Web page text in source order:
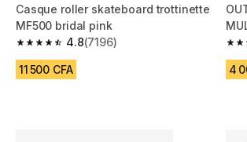
Casque roller skateboard trottinette
MF500 bridal pink
4.8
4.8 out of 5 stars from 7196 reviews
(7196)
11 500 CFA
4.8
4